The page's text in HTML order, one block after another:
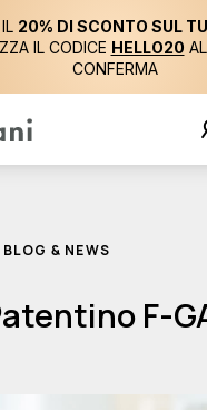
20% DI SCONTO SUL
IL CODICE HELLO20
CONFERMA
& NEWS
F-